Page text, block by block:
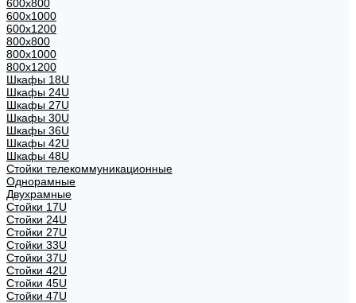
600x800
600х1000
600х1200
800x800
800х1000
800х1200
Шкафы 18U
Шкафы 24U
Шкафы 27U
Шкафы 30U
Шкафы 36U
Шкафы 42U
Шкафы 48U
Стойки телекоммуникационные
Однорамные
Двухрамные
Стойки 17U
Стойки 24U
Стойки 27U
Стойки 33U
Стойки 37U
Стойки 42U
Стойки 45U
Стойки 47U